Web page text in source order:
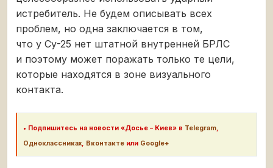
истребитель. Не будем описывать всех
проблем, но одна заключается в том,
что у Су-25 нет штатной внутренней БРЛС
и поэтому может поражать только те цели,
которые находятся в зоне визуального
контакта.
• Подпишитесь на новости «Досье – Киев» в Telegram,
Одноклассниках, Вконтакте или Google+